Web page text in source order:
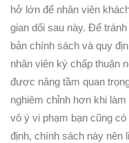
hở lớn để nhân viên
gian dối sau này. Để
bản chính sách và quy
nhân viên ký chấp thuận
được nâng tầm quan
nghiêm chỉnh hơn khi
vô ý vi phạm bạn cũng
định, chính sách này nên